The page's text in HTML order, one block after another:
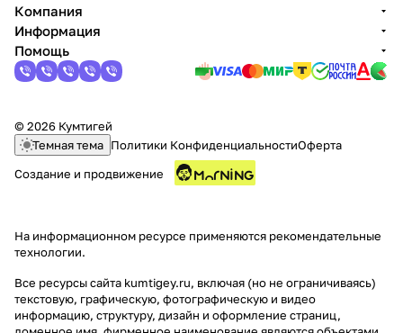
Компания
Информация
Помощь
© 2026 Кумтигей
Темная тема Политики КонфиденциальностиОферта
Создание и продвижение
На информационном ресурсе применяются рекомендательные
технологии.
Все ресурсы сайта kumtigey.ru, включая (но не ограничиваясь)
текстовую, графическую, фотографическую и видео
информацию, структуру, дизайн и оформление страниц,